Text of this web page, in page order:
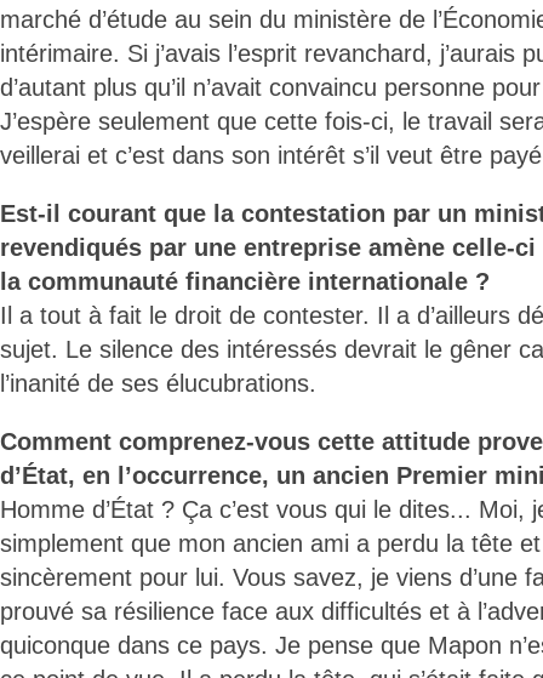
marché d’étude au sein du ministère de
intérimaire. Si j’avais l’esprit revanchard, j’aurais
d’autant plus qu’il n’avait convaincu personne
J’espère seulement que cette fois-ci, le travail
veillerai et c’est dans son intérêt s’il veut être
Est-il courant que la contestation par un
revendiqués par une entreprise amène celle-
la communauté financière internationale ?
Il a tout à fait le droit de contester. Il a d’ailleurs
sujet. Le silence des intéressés devrait le gêner
l’inanité de ses élucubrations.
Comment comprenez-vous cette attitude
d’État, en l’occurrence, un ancien Premier
Homme d’État ? Ça c’est vous qui le dites... Moi,
simplement que mon ancien ami a perdu la tête et
sincèrement pour lui. Vous savez, je viens d’une
prouvé sa résilience face aux difficultés et à
quiconque dans ce pays. Je pense que Mapon